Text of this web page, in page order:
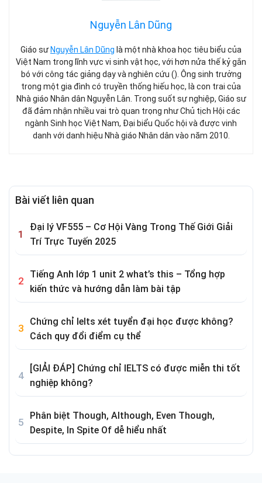
Nguyễn Lân Dũng
Giáo sư Nguyễn Lân Dũng là một nhà khoa học tiêu biểu của
Việt Nam trong lĩnh vực vi sinh vật học, với hơn nửa thế kỷ gắn
bó với công tác giảng dạy và nghiên cứu (). Ông sinh trưởng
trong một gia đình có truyền thống hiếu học, là con trai của
Nhà giáo Nhân dân Nguyễn Lân. Trong suốt sự nghiệp, Giáo sư
đã đảm nhận nhiều vai trò quan trọng như Chủ tịch Hội các
ngành Sinh học Việt Nam, Đại biểu Quốc hội và được vinh
danh với danh hiệu Nhà giáo Nhân dân vào năm 2010.
Bài viết liên quan
Đại lý VF555 – Cơ Hội Vàng Trong Thế Giới Giải
Trí Trực Tuyến 2025
Tiếng Anh lớp 1 unit 2 what’s this – Tổng hợp
kiến thức và hướng dẫn làm bài tập
Chứng chỉ Ielts xét tuyển đại học được không?
Cách quy đổi điểm cụ thể
[GIẢI ĐÁP] Chứng chỉ IELTS có được miễn thi tốt
nghiệp không?
Phân biệt Though, Although, Even Though,
Despite, In Spite Of dễ hiểu nhất